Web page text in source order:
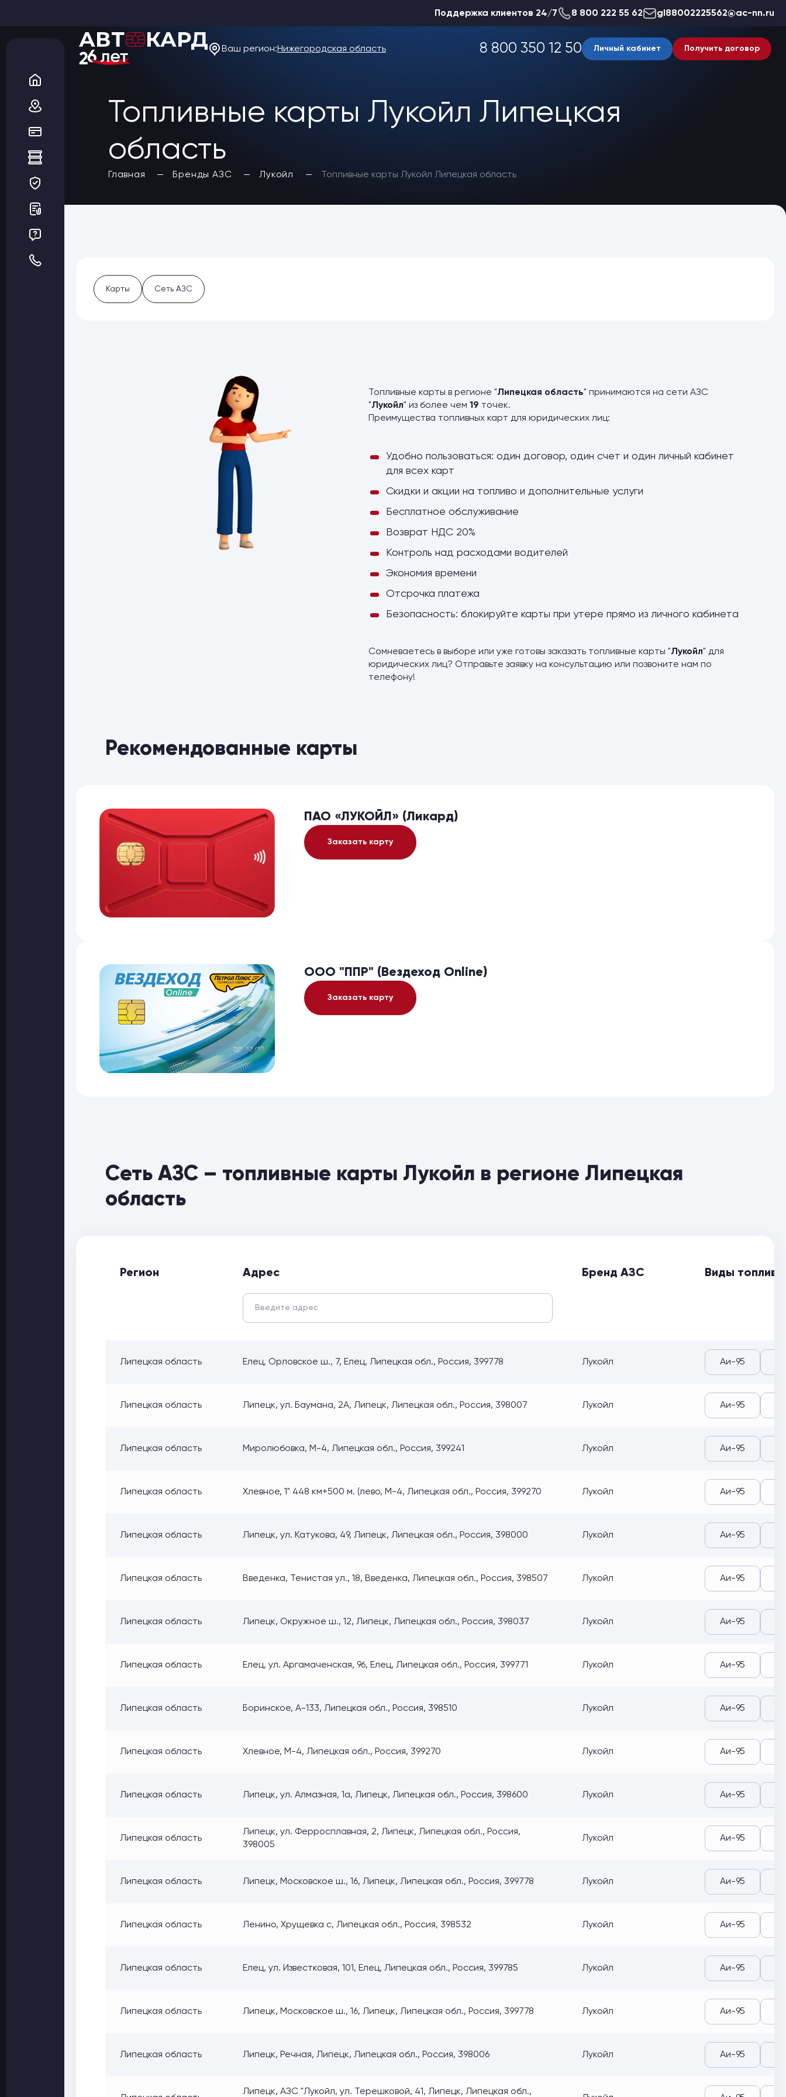
Поддержка клиентов 24/7 8 800 222 55 62 gl88002225562@ac-nn.ru
Ваш регион:Нижегородская область 8 800 350 12 50 Личный кабинет Получить договор
Топливные карты Лукойл Липецкая
область
Главная Бренды АЗС Лукойл Топливные карты Лукойл Липецкая область
Карты Сеть АЗС
Топливные карты в регионе "Липецкая область" принимаются на сети АЗС
"Лукойл" из более чем 19 точек.
Преимущества топливных карт для юридических лиц:
Удобно пользоваться: один договор, один счет и один личный кабинет
для всех карт
Скидки и акции на топливо и дополнительные услуги
Бесплатное обслуживание
Возврат НДС 20%
Контроль над расходами водителей
Экономия времени
Отсрочка платежа
Безопасность: блокируйте карты при утере прямо из личного кабинета
Сомневаетесь в выборе или уже готовы заказать топливные карты "Лукойл" для
юридических лиц? Отправьте заявку на консультацию или позвоните нам по
телефону!
Рекомендованные карты
ПАО «ЛУКОЙЛ» (Ликард)
Заказать карту
ООО "ППР" (Вездеход Online)
Заказать карту
Сеть АЗС – топливные карты Лукойл в регионе Липецкая
область
Регион Адрес Бренд АЗС Виды топлива
Липецкая область Елец, Орловское ш., 7, Елец, Липецкая обл., Россия, 399778 Лукойл Аи-95
Липецкая область Липецк, ул. Баумана, 2А, Липецк, Липецкая обл., Россия, 398007 Лукойл Аи-95
Липецкая область Миролюбовка, М-4, Липецкая обл., Россия, 399241 Лукойл Аи-95
Липецкая область Хлевное, 1" 448 км+500 м. (лево, М-4, Липецкая обл., Россия, 399270 Лукойл Аи-95
Липецкая область Липецк, ул. Катукова, 49, Липецк, Липецкая обл., Россия, 398000 Лукойл Аи-95
Липецкая область Введенка, Тенистая ул., 18, Введенка, Липецкая обл., Россия, 398507 Лукойл Аи-95
Липецкая область Липецк, Окружное ш., 12, Липецк, Липецкая обл., Россия, 398037 Лукойл Аи-95
Липецкая область Елец, ул. Аргамаченская, 96, Елец, Липецкая обл., Россия, 399771 Лукойл Аи-95
Липецкая область Боринское, А-133, Липецкая обл., Россия, 398510 Лукойл Аи-95
Липецкая область Хлевное, М-4, Липецкая обл., Россия, 399270 Лукойл Аи-95
Липецкая область Липецк, ул. Алмазная, 1а, Липецк, Липецкая обл., Россия, 398600 Лукойл Аи-95
Липецкая область
Липецк, ул. Ферросплавная, 2, Липецк, Липецкая обл., Россия,
398005
Лукойл Аи-95
Липецкая область Липецк, Московское ш., 16, Липецк, Липецкая обл., Россия, 399778 Лукойл Аи-95
Липецкая область Ленино, Хрущевка с, Липецкая обл., Россия, 398532 Лукойл Аи-95
Липецкая область Елец, ул. Известковая, 101, Елец, Липецкая обл., Россия, 399785 Лукойл Аи-95
Липецкая область Липецк, Московское ш., 16, Липецк, Липецкая обл., Россия, 399778 Лукойл Аи-95
Липецкая область Липецк, Речная, Липецк, Липецкая обл., Россия, 398006 Лукойл Аи-95
Липецк, АЗС "Лукойл, ул. Терешковой, 41, Липецк, Липецкая обл.,
О компании
Акции
Благотворительность
Статьи
Топливные карты
Заказать карты
Получить выгоду
Регионы
Бренды АЗС
Шиномонтаж
Оптовые поставки
Топливо и автомасла по оптовым ценам
Страхование
Страхование физических лиц